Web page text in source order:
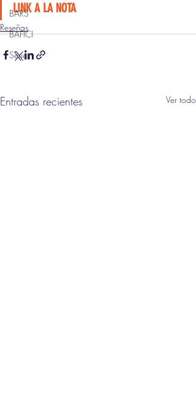
BARS
BAFICI
Series
LINK A LA NOTA
Reseñas
Entradas recientes Ver todo